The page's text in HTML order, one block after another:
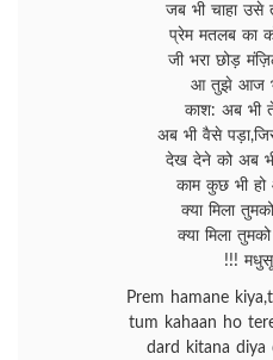
जब भी चाहा उसे
प्रेम मतलब का
जी भरा छोड़
आ तुझे आज
काश: अब भी
अब भी वैसे
देख देने को अब
काम कुछ भी
क्या मिला
क्या मिला
!!!
Prem hamane
tum kahaan ho
dard kitana diya